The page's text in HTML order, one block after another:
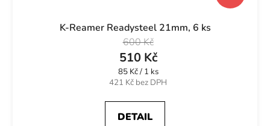
K-Reamer Readysteel 21mm, 6 ks
421 Kč bez DPH
510 Kč
600 Kč
Měrná
cena:
85 Kč / 1 ks
DETAIL